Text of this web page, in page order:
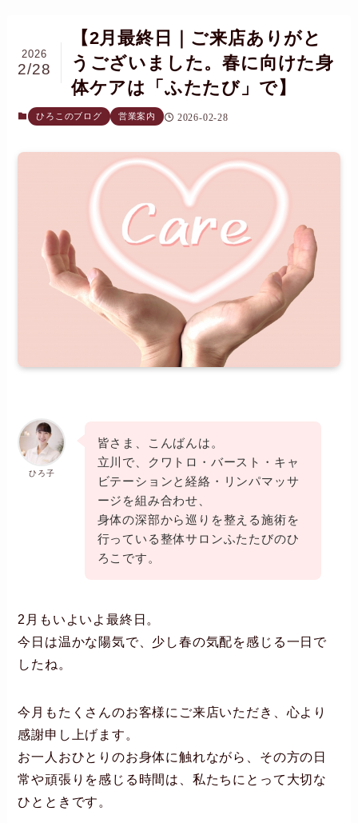
【2月最終日｜ご来店ありがと
うございました。春に向けた身
体ケアは「ふたたび」で】
2026
2/28
ひろこのブログ 営業案内 2026-02-28
ひろ子
皆さま、こんばんは。
立川で、クワトロ・バースト・キャ
ビテーションと経絡・リンパマッサ
ージを組み合わせ、
身体の深部から巡りを整える施術を
行っている整体サロンふたたびのひ
ろこです。
2月もいよいよ最終日。
今日は温かな陽気で、少し春の気配を感じる一日で
したね。
今月もたくさんのお客様にご来店いただき、心より
感謝申し上げます。
お一人おひとりのお身体に触れながら、その方の日
常や頑張りを感じる時間は、私たちにとって大切な
ひとときです。